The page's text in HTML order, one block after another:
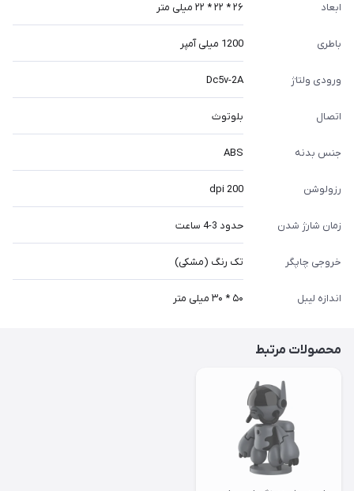
ابعاد ۲۶ * ۲۲ * ۲۲ میلی متر
باطری 1200 میلی آمپر
ورودی ولتاژ Dc5v-2A
اتصال بلوتوث
جنس بدنه ABS
رزولوشن 200 dpi
زمان شارژ شدن حدود 3-4 ساعت
خروجی چاپگر تک رنگ (مشکی)
اندازه لیبل ۵۰ * ۳۰ میلی متر
محصولات مرتبط